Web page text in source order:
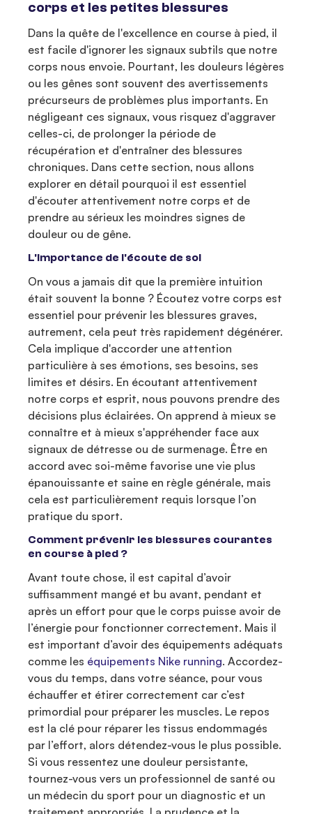
corps et les petites blessures
Dans la quête de l'excellence en course à pied, il
est facile d'ignorer les signaux subtils que notre
corps nous envoie. Pourtant, les douleurs légères
ou les gênes sont souvent des avertissements
précurseurs de problèmes plus importants. En
négligeant ces signaux, vous risquez d'aggraver
celles-ci, de prolonger la période de
récupération et d'entraîner des blessures
chroniques. Dans cette section, nous allons
explorer en détail pourquoi il est essentiel
d'écouter attentivement notre corps et de
prendre au sérieux les moindres signes de
douleur ou de gêne.
L'importance de l'écoute de soi
On vous a jamais dit que la première intuition
était souvent la bonne ? Écoutez votre corps est
essentiel pour prévenir les blessures graves,
autrement, cela peut très rapidement dégénérer.
Cela implique d'accorder une attention
particulière à ses émotions, ses besoins, ses
limites et désirs. En écoutant attentivement
notre corps et esprit, nous pouvons prendre des
décisions plus éclairées. On apprend à mieux se
connaître et à mieux s'appréhender face aux
signaux de détresse ou de surmenage. Être en
accord avec soi-même favorise une vie plus
épanouissante et saine en règle générale, mais
cela est particulièrement requis lorsque l’on
pratique du sport.
Comment prévenir les blessures courantes
en course à pied ?
Avant toute chose, il est capital d’avoir
suffisamment mangé et bu avant, pendant et
après un effort pour que le corps puisse avoir de
l’énergie pour fonctionner correctement. Mais il
est important d’avoir des équipements adéquats
comme les équipements Nike running. Accordez-
vous du temps, dans votre séance, pour vous
échauffer et étirer correctement car c’est
primordial pour préparer les muscles. Le repos
est la clé pour réparer les tissus endommagés
par l’effort, alors détendez-vous le plus possible.
Si vous ressentez une douleur persistante,
tournez-vous vers un professionnel de santé ou
un médecin du sport pour un diagnostic et un